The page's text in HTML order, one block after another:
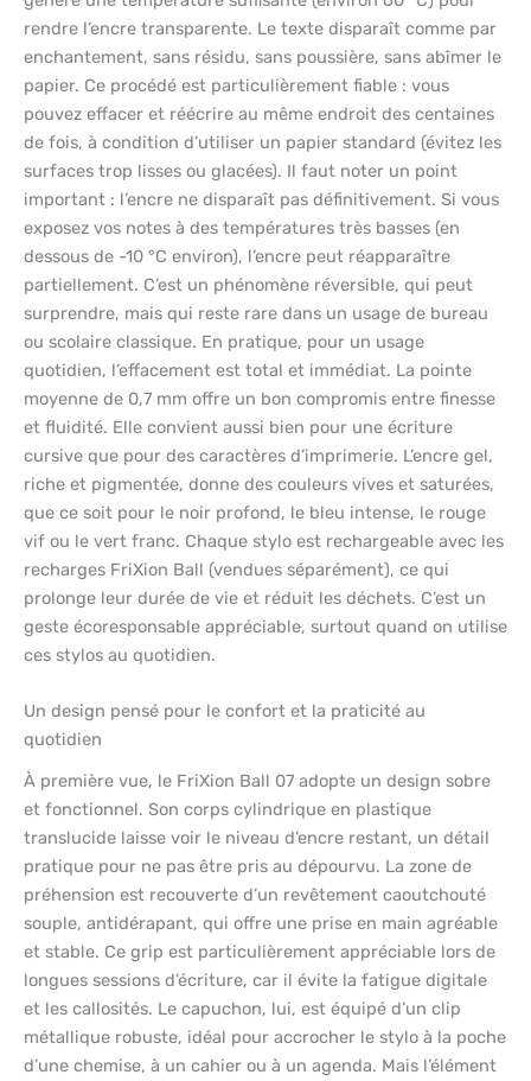
rendre l’encre transparente. Le texte disparaît comme par
enchantement, sans résidu, sans poussière, sans abîmer le
papier. Ce procédé est particulièrement fiable : vous
pouvez effacer et réécrire au même endroit des centaines
de fois, à condition d’utiliser un papier standard (évitez les
surfaces trop lisses ou glacées). Il faut noter un point
important : l’encre ne disparaît pas définitivement. Si vous
exposez vos notes à des températures très basses (en
dessous de -10 °C environ), l’encre peut réapparaître
partiellement. C’est un phénomène réversible, qui peut
surprendre, mais qui reste rare dans un usage de bureau
ou scolaire classique. En pratique, pour un usage
quotidien, l’effacement est total et immédiat. La pointe
moyenne de 0,7 mm offre un bon compromis entre finesse
et fluidité. Elle convient aussi bien pour une écriture
cursive que pour des caractères d’imprimerie. L’encre gel,
riche et pigmentée, donne des couleurs vives et saturées,
que ce soit pour le noir profond, le bleu intense, le rouge
vif ou le vert franc. Chaque stylo est rechargeable avec les
recharges FriXion Ball (vendues séparément), ce qui
prolonge leur durée de vie et réduit les déchets. C’est un
geste écoresponsable appréciable, surtout quand on utilise
ces stylos au quotidien.
Un design pensé pour le confort et la praticité au
quotidien
À première vue, le FriXion Ball 07 adopte un design sobre
et fonctionnel. Son corps cylindrique en plastique
translucide laisse voir le niveau d’encre restant, un détail
pratique pour ne pas être pris au dépourvu. La zone de
préhension est recouverte d’un revêtement caoutchouté
souple, antidérapant, qui offre une prise en main agréable
et stable. Ce grip est particulièrement appréciable lors de
longues sessions d’écriture, car il évite la fatigue digitale
et les callosités. Le capuchon, lui, est équipé d’un clip
métallique robuste, idéal pour accrocher le stylo à la poche
d’une chemise, à un cahier ou à un agenda. Mais l’élément